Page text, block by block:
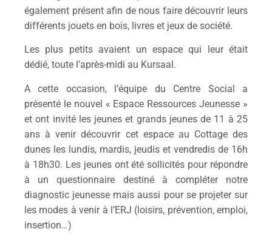
également présent afin de nous faire découvrir leurs
différents jouets en bois, livres et jeux de société.
Les plus petits avaient un espace qui leur était
dédié, toute l’après-midi au Kursaal.
A cette occasion, l’équipe du Centre Social a
présenté le nouvel « Espace Ressources Jeunesse »
et ont invité les jeunes et grands jeunes de 11 à 25
ans à venir découvrir cet espace au Cottage des
dunes les lundis, mardis, jeudis et vendredis de 16h
à 18h30. Les jeunes ont été sollicités pour répondre
à un questionnaire destiné à compléter notre
diagnostic jeunesse mais aussi pour se projeter sur
les modes à venir à l’ERJ (loisirs, prévention, emploi,
insertion…)